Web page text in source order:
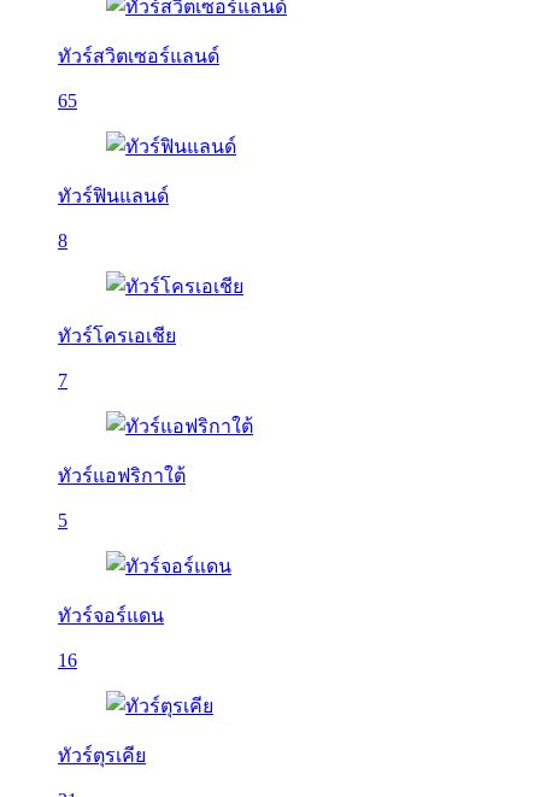
ทัวร์สวิตเซอร์แลนด์
65
ทัวร์ฟินแลนด์
8
ทัวร์โครเอเชีย
7
ทัวร์แอฟริกาใต้
5
ทัวร์จอร์แดน
16
ทัวร์ตุรเคีย